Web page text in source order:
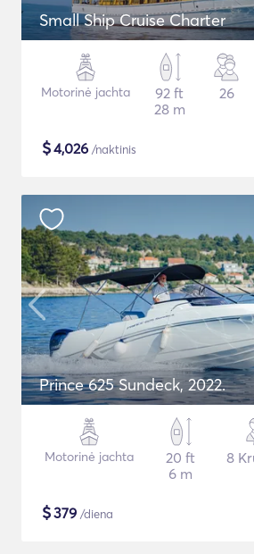
Small Ship Cruise Charter
Motorinė jachta
92 ft
28 m
26
$4,026 /naktinis
Prince 625 Sundeck, 2022.
Motorinė jachta
20 ft
6 m
8
$379 /diena